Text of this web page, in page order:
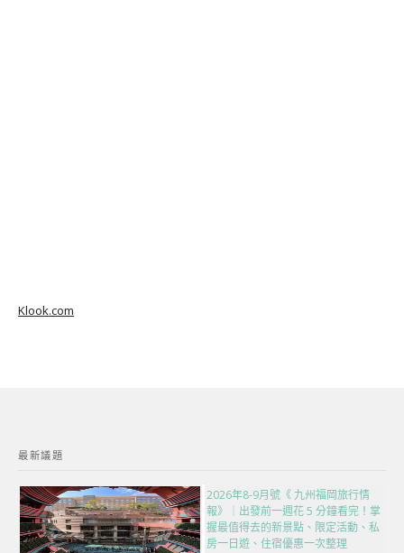
Klook.com
最新議題
2026年8-9月號《 九州福岡旅行情
報》｜出發前一週花 5 分鐘看完！掌
握最值得去的新景點、限定活動、私
房一日遊、住宿優惠一次整理